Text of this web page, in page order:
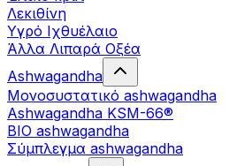
Λεκιθίνη
Υγρό Ιχθυέλαιο
Άλλα Λιπαρά Οξέα
Ashwagandha
Μονοσυστατικό ashwagandha
Ashwagandha KSM-66®
BIO ashwagandha
Σύμπλεγμα ashwagandha